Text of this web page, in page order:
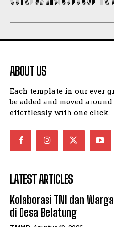
ABOUT US
Each template in our ever
be added and moved
effortlessly with one click.
LATEST ARTICLES
Kolaborasi TNI dan
di Desa Belatung